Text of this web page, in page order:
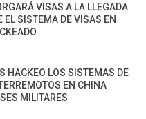
VISAS A LA LLEGADA
EL SISTEMA DE VISAS EN
HACKEO LOS SISTEMAS DE
EN CHINA
MILITARES